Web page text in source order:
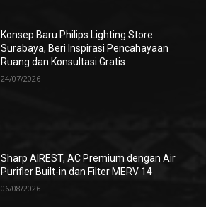
Konsep Baru Philips Lighting Store
Surabaya, Beri Inspirasi Pencahayaan
Ruang dan Konsultasi Gratis
24/07/2026
Sharp AIREST, AC Premium dengan Air
Purifier Built-in dan Filter MERV 14
06/08/2026